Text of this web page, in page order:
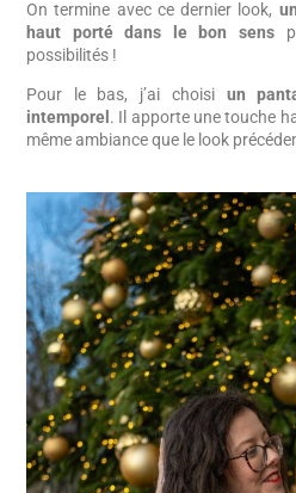
On termine avec ce dernier look,
haut porté dans le bon sens
possibilités !
Pour le bas, j’ai choisiun
intemporel . Il apporte une touche
même ambiance que le look